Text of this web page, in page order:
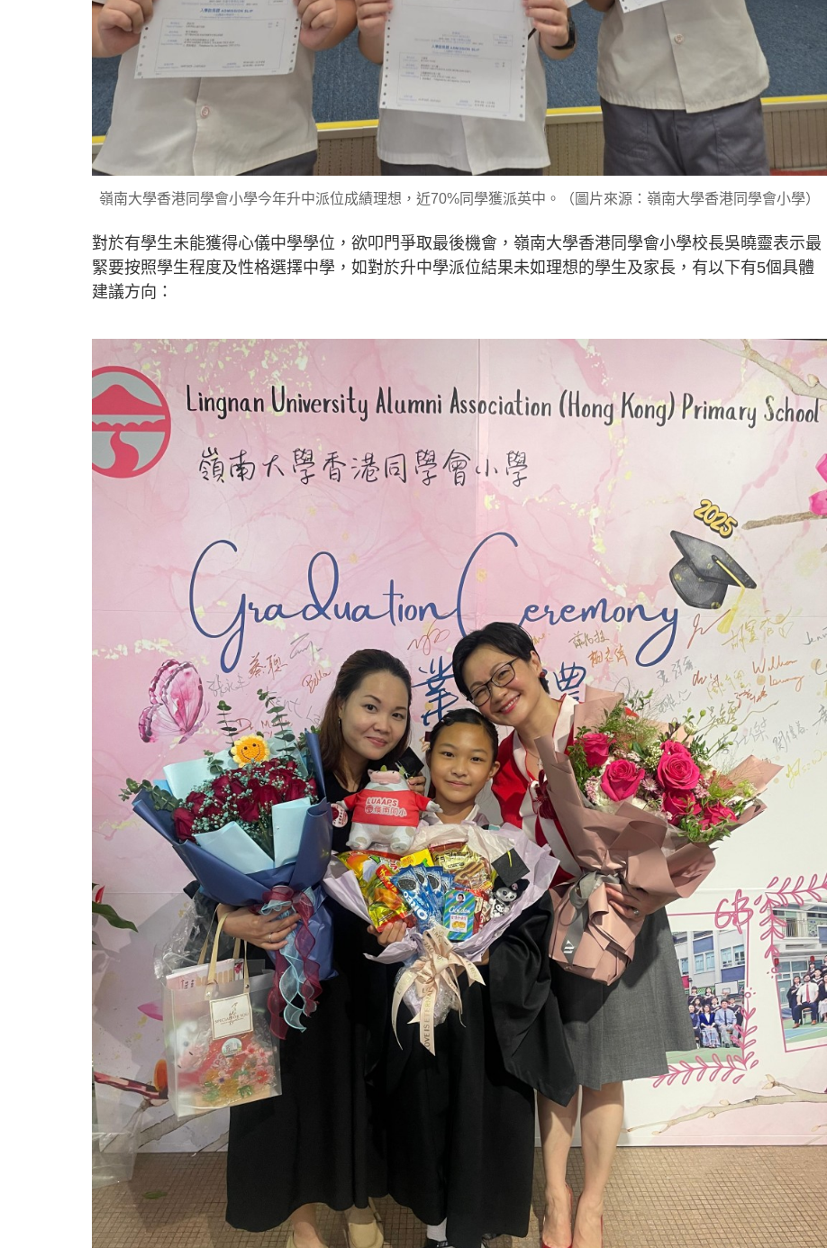
嶺南大學香港同學會小學今年升中派位成績理想，近70%同學獲派英中。（圖片來源：嶺南大學香港同學會小學）
對於有學生未能獲得心儀中學學位，欲叩門爭取最後機會，嶺南大學香港同學會小學校長吳曉靈表示最
緊要按照學生程度及性格選擇中學，如對於升中學派位結果未如理想的學生及家長，有以下有5個具體
建議方向：